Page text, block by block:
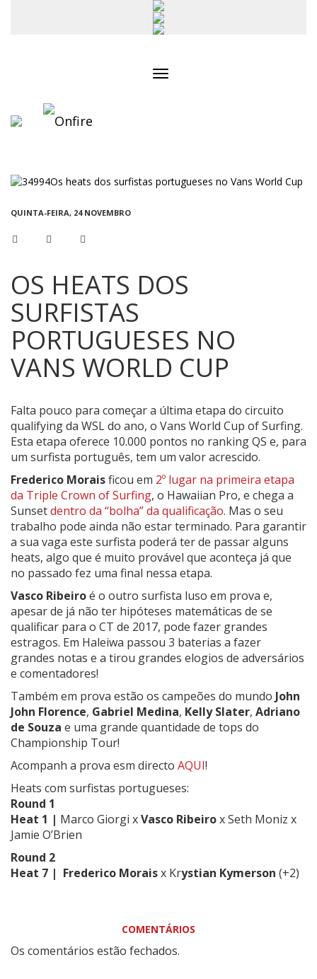
QUINTA-FEIRA, 24 NOVEMBRO
OS HEATS DOS
SURFISTAS
PORTUGUESES NO
VANS WORLD CUP
Falta pouco para começar a última etapa do circuito
qualifying da WSL do ano, o Vans World Cup of Surfing.
Esta etapa oferece 10.000 pontos no ranking QS e, para
um surfista português, tem um valor acrescido.
Frederico Moraisficou em 2º lugar na primeira etapa
da Triple Crown of Surfing, o Hawaiian Pro, e chega a
Sunsetdentro da “bolha” da qualificação. Mas o seu
trabalho pode ainda não estar terminado. Para garantir
a sua vaga este surfista poderá ter de passar alguns
heats, algo que é muito provável que aconteça já que
no passado fez uma final nessa etapa.
Vasco Ribeiroé o outro surfista luso em prova e,
apesar de já não ter hipóteses matemáticas de se
qualificar para o CT de 2017, pode fazer grandes
estragos. Em Haleiwa passou 3 baterias a fazer
grandes notas e a tirou grandes elogios de adversários
e comentadores!
Também em prova estão os campeões do mundo John
John Florence, Gabriel Medina, Kelly Slater, Adriano
de Souza e uma grande quantidade de tops do
Championship Tour!
Acompanh a prova esm directo AQUI!
Heats com surfistas portugueses:
Round 1
Heat 1 | Marco Giorgi xVasco Ribeirox Seth Moniz x
Jamie O’Brien
Round 2
Heat 7 | Frederico Moraisx Krystian Kymerson (+2)
COMENTÁRIOS
Os comentários estão fechados.